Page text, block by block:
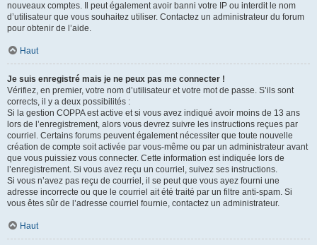
nouveaux comptes. Il peut également avoir banni votre IP ou interdit le nom
d’utilisateur que vous souhaitez utiliser. Contactez un administrateur du forum
pour obtenir de l’aide.
Haut
Je suis enregistré mais je ne peux pas me connecter !
Vérifiez, en premier, votre nom d’utilisateur et votre mot de passe. S’ils sont
corrects, il y a deux possibilités :
Si la gestion COPPA est active et si vous avez indiqué avoir moins de 13 ans
lors de l’enregistrement, alors vous devrez suivre les instructions reçues par
courriel. Certains forums peuvent également nécessiter que toute nouvelle
création de compte soit activée par vous-même ou par un administrateur avant
que vous puissiez vous connecter. Cette information est indiquée lors de
l’enregistrement. Si vous avez reçu un courriel, suivez ses instructions.
Si vous n’avez pas reçu de courriel, il se peut que vous ayez fourni une
adresse incorrecte ou que le courriel ait été traité par un filtre anti-spam. Si
vous êtes sûr de l’adresse courriel fournie, contactez un administrateur.
Haut